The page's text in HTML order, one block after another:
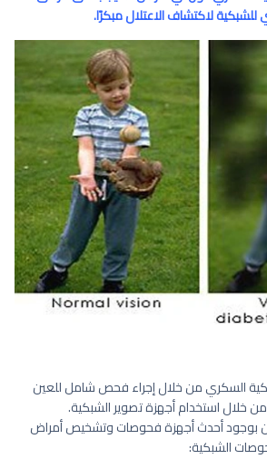
لاكتشاف الاعتلال مبكرًا.
السكري من خلال إجراء فحص شامل للعين
خلال استخدام أجهزة تصوير الشبكية.
بوجود أحدث أجهزة فحوصات وتشخيص أمراض
الشبكية: